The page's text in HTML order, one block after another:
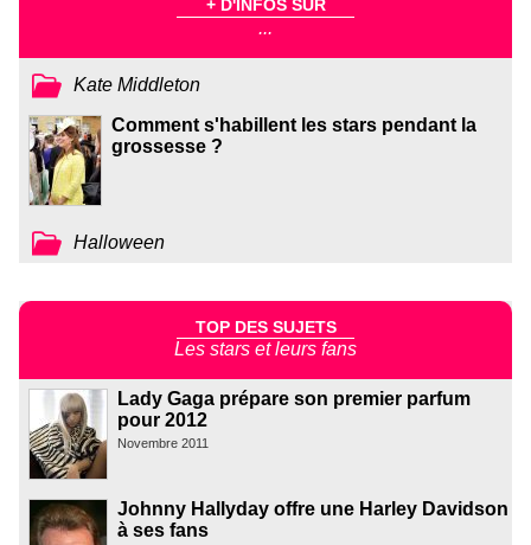
+ D'INFOS SUR
...
Kate Middleton
Comment s'habillent les stars pendant la
grossesse ?
Halloween
TOP DES SUJETS
Les stars et leurs fans
Lady Gaga prépare son premier parfum
pour 2012
Novembre 2011
Johnny Hallyday offre une Harley Davidson
à ses fans